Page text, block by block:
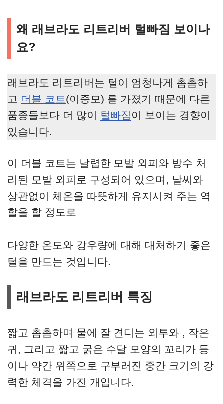
왜 래브라도 리트리버 털빠짐 보이나
요?
래브라도 리트리버는 털이 엄청나게 촘촘하
고 더블 코트(이중모) 를 가졌기 때문에 다른
품종들보다 더 많이 털빠짐 이 보이는 경향이
있습니다.
이 더블 코트는 날렵한 모발 외피와 방수 처
리된 모발 외피로 구성되어 있으며, 날씨와
상관없이 체온을 따뜻하게 유지시켜 주는 역
할을 할 정도로
다양한 온도와 강우량에 대해 대처하기 좋은
털을 만드는 것입니다.
래브라도 리트리버 특징
짧고 촘촘하며 물에 잘 견디는 외투와 , 작은
귀, 그리고 짧고 굵은 수달 모양의 꼬리가 등
이나 약간 위쪽으로 구부러진 중간 크기의 강
력한 체격을 가진 개입니다.